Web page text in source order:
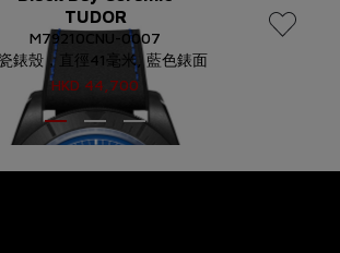
TUDOR
M79210CNU-0007
錶殼，直徑41毫米, 藍色錶面
HKD 44,700